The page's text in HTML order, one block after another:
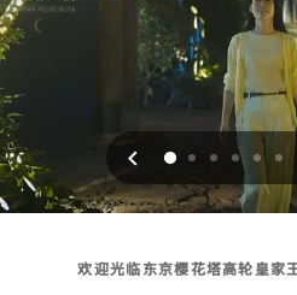
上一页
0 1 2 3 4 5
欢迎光临东京樱花塔高轮皇家